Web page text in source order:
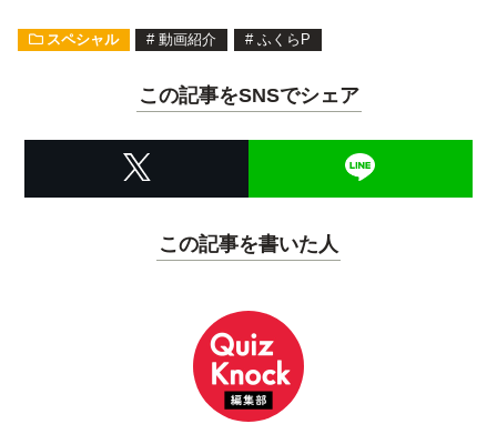
スペシャル # 動画紹介 # ふくらP
この記事をSNSでシェア
この記事を書いた人